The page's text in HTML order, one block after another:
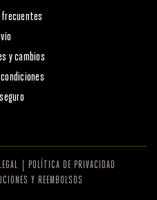
y cambios
POLÍTICA DE PRIVACIDAD
Y REEMBOLSOS